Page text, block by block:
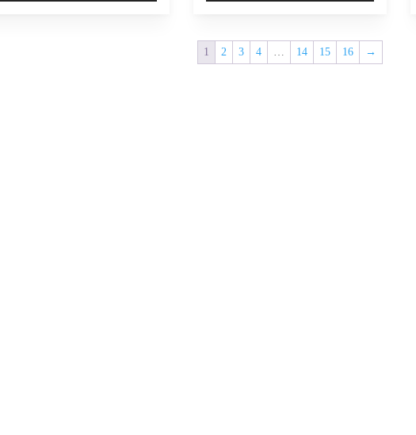
1 2 3 4 … 14 15 16 →